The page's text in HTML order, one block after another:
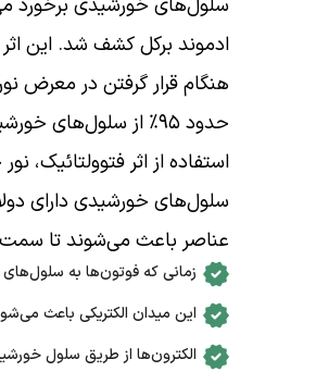
ادموند برکل کشف شد. این
هنگام قرار گرفتن در معرض
حدود ۹۵٪ از
استفاده از اثر
سلول‌های خورشیدی دارای
عناصر باعث می‌شوند تا
زمانی که فوتون‌ها به
این میدان الکتریکی باعث
الکترون‌ها از طریق سلول